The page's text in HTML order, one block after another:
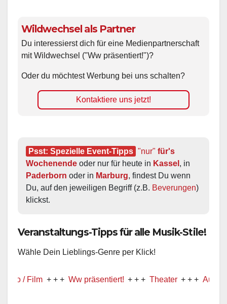
Wildwechsel als Partner
Du interessierst dich für eine Medienpartnerschaft
mit Wildwechsel ("Ww präsentiert!")?
Oder du möchtest Werbung bei uns schalten?
Kontaktiere uns jetzt!
Psst: Spezielle Event-Tipps "nur" für's
Wochenende oder nur für heute in Kassel
Paderborn oder in Marburg, findest Du wenn
Du, auf den jeweiligen Begriff (z.B. Beverungen)
klickst.
Veranstaltungs-Tipps für alle Musik-Stile!
Wähle Dein Lieblings-Genre per Klick!
+ + + Ww präsentiert! + + + Theater + + + Auto-Kino + + +